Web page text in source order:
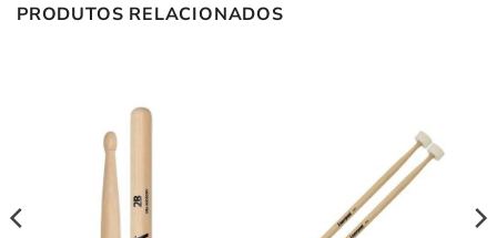
PRODUTOS RELACIONADOS